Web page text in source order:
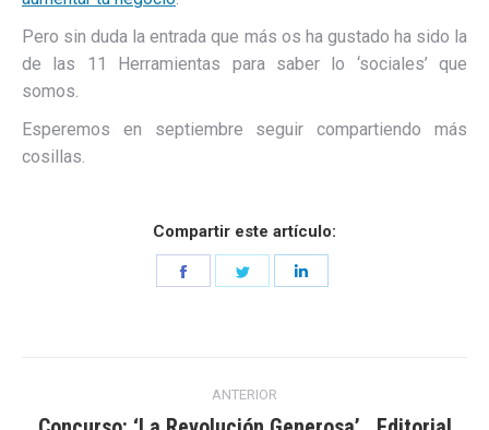
Pero sin duda la entrada que más os ha gustado ha sido la
de las 11 Herramientas para saber lo ‘sociales’ que
somos.
Esperemos en septiembre seguir compartiendo más
cosillas.
Compartir este artículo:
Share
ANTERIOR